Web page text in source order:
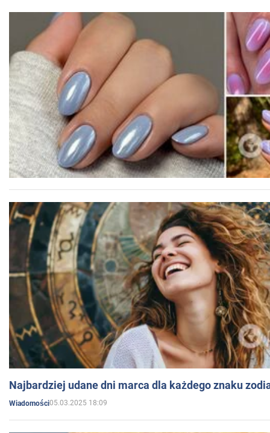
Najbardziej udane dni marca dla każdego znaku
Wiadomości05.03.2025 18:09